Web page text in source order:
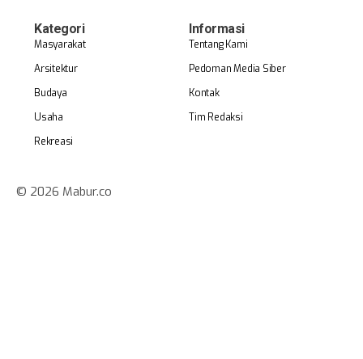
Kategori
Masyarakat
Arsitektur
Budaya
Usaha
Rekreasi
Informasi
Tentang Kami
Pedoman Media Siber
Kontak
Tim Redaksi
© 2026 Mabur.co